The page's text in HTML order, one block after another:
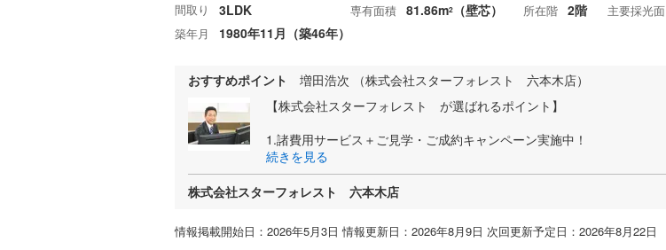
間取り 3LDK 専有面積 81.86m2 （壁芯） 所在階 2階 主要採光面
築年月 1980年11月（築46年）
おすすめポイント
増田浩次 （株式会社スターフォレスト 六本木店）
【株式会社スターフォレスト が選ばれるポイント】
1.諸費用サービス＋ご見学・ご成約キャンペーン実施中！
続きを見る
株式会社スターフォレスト 六本木店
情報掲載開始日：2026年5月3日 情報更新日：2026年8月9日 次回更新予定日：2026年8月22日